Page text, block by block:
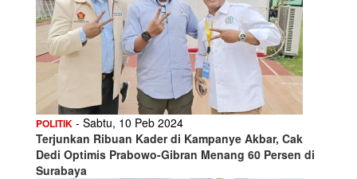
POLITIK - Sabtu, 10 Peb 2024
Terjunkan Ribuan Kader di Kampanye Akbar, Cak
Dedi Optimis Prabowo-Gibran Menang 60 Persen di
Surabaya